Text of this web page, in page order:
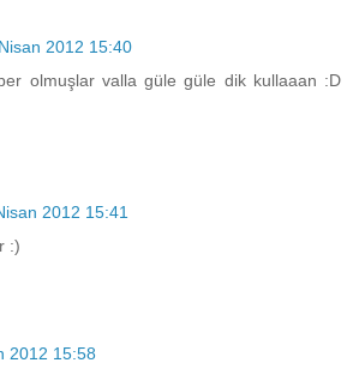
2012 15:40
olmuşlar valla güle güle dik kullaaan :D
2012 15:41
:)
2012 15:58